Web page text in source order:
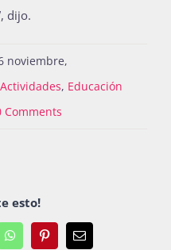
dijo.
noviembre,
Actividades, Educación
Comments
esto!
WhatsAppPinterestEmail